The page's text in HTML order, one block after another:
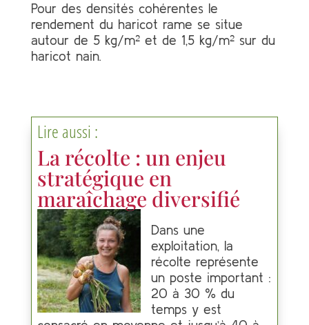
Pour des densités cohérentes le
rendement du haricot rame se situe
autour de 5 kg/m² et de 1,5 kg/m² sur du
haricot nain.
Lire aussi :
La récolte : un enjeu
stratégique en
maraîchage diversifié
Dans une
exploitation, la
récolte représente
un poste important :
20 à 30 % du
temps y est